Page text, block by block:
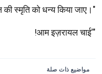
"छह मिलियन की स्मृति को धन्य किया जाए।"
"'आम इज़रायल चाई!
مواضيع ذات صلة